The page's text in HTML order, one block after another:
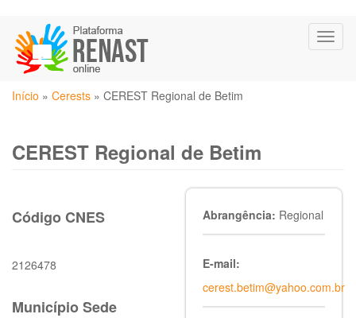
para
conteúdo
principal
Você
Início » Cerests » CEREST Regional de Betim
CEREST Regional de Betim
Código CNES
2126478
Município Sede
Abrangência: Regional
E-mail:
cerest.betim@yahoo.com.br